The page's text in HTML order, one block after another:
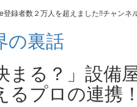
の裏話
まる？」設備
プロの連携！